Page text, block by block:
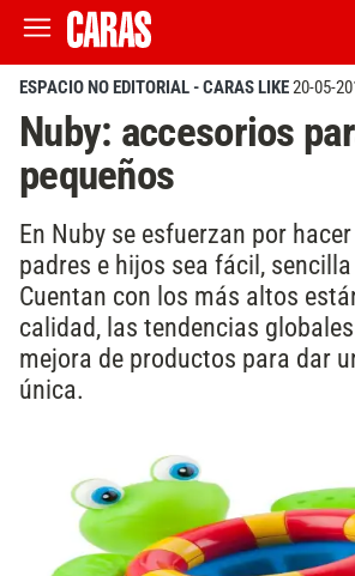
ESPACIO NO EDITORIAL - CARAS LIKE20-05-
Nuby: accesorios
pequeños
En Nuby se esfuerzan por
padres e hijos sea fácil,
Cuentan con los más altos
calidad, las tendencias
mejora de productos para dar
única.